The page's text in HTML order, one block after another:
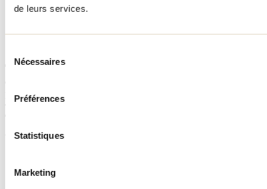
de leurs services.
du Nécessaires
Préférences
Statistiques
Marketing
Chasse et pêche
Ces activités sont ancrées dans les traditions lanaudoises. Mais leur
pratique doit s’harmoniser avec la nature et les autres usagers. Le
code agit comme guide pour une expérience respectueuse et
durable.
Objectifs :
Favoriser la cohabitation avec les autres usagers